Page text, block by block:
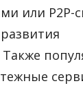
или P2P-